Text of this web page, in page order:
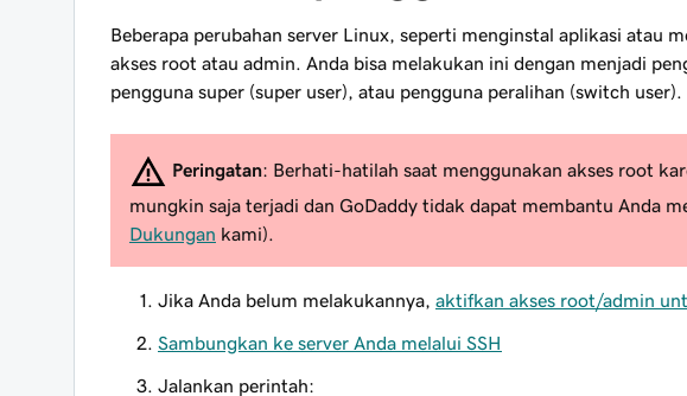
Beberapa perubahan server Linux, seperti menginstal aplikasi atau
akses root atau admin. Anda bisa melakukan ini dengan menjadi
pengguna super (super user), atau pengguna peralihan (switch user).
Peringatan: Berhati-hatilah saat menggunakan akses root
mungkin saja terjadi dan GoDaddy tidak dapat membantu Anda
Dukungan kami).
Jika Anda belum melakukannya, aktifkan akses root/admin
Sambungkan ke server Anda melalui SSH
Jalankan perintah: